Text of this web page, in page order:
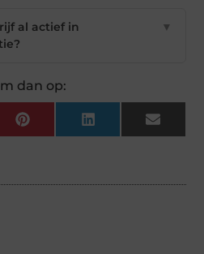
al actief in
▼
dan op:
Pinterest LinkedIn Email